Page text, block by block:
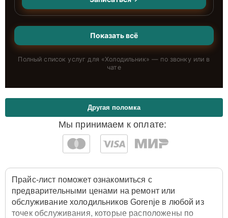
Показать всё
Полный список услуг для «Холодильник» — по звонку или в
чате
Мы принимаем к оплате:
Другая поломка
Прайс-лист поможет ознакомиться с
предварительными ценами на ремонт или
обслуживание холодильников Gorenje в любой из
точек обслуживания, которые расположены по